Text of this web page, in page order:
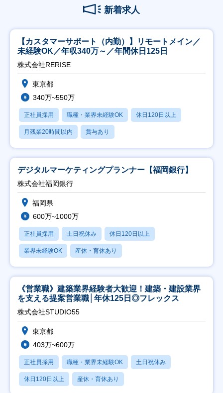
新着求人
【カスタマーサポート（内勤）】リモートメイン／
未経験OK／年収340万～／年間休日125日
株式会社RERISE
東京都
340万~550万
正社員採用 職種・業界未経験OK 休日120日以上
月残業20時間以内 賞与あり
デジタルマーケティングプランナー【福岡銀行】
株式会社福岡銀行
福岡県
600万~1000万
正社員採用 土日祝休み 休日120日以上
業界未経験OK 産休・育休あり
《営業職》建築業界経験者大歓迎！建築・建設業界
を支える提案営業職│年休125日◎フレックス
株式会社STUDIO55
東京都
403万~600万
正社員採用 職種・業界未経験OK 土日祝休み
休日120日以上 産休・育休あり